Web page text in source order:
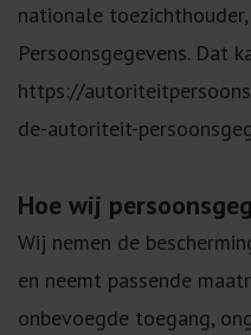
nationale
Persoonsgegevens. Dat
https://
de-autoriteit-
Hoe wij
Wij nemen de
en neemt passende
onbevoegde toegang,